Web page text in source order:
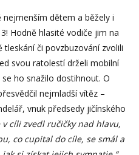
dětem a běžely i
Hodně hlasité vodiče jim na
či povzbuzování zvolili
svou ratolestí drželi mobilní
ho snažilo dostihnout. O
nejmladší vítěz –
vnuk předsedy jičínského
cíli zvedl ručičky nad hlavu,
co cupital do cíle, se smál a